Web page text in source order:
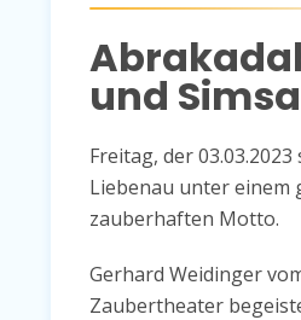
und
Freitag, der 03.03.2023
Liebenau unter einem
zauberhaften Motto.
Gerhard Weidinger
Zaubertheater